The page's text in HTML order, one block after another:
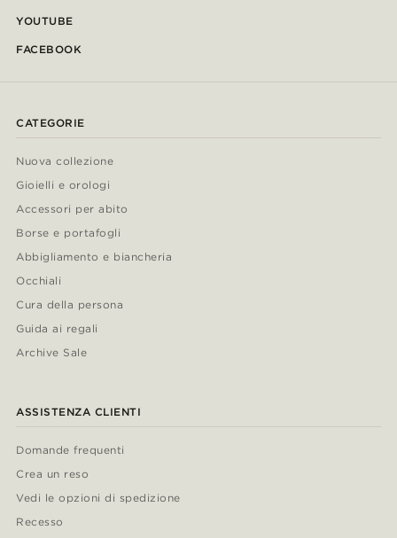
YOUTUBE
FACEBOOK
CATEGORIE
Nuova collezione
Gioielli e orologi
Accessori per abito
Borse e portafogli
Abbigliamento e biancheria
Occhiali
Cura della persona
Guida ai regali
Archive Sale
ASSISTENZA CLIENTI
Domande frequenti
Crea un reso
Vedi le opzioni di spedizione
Recesso